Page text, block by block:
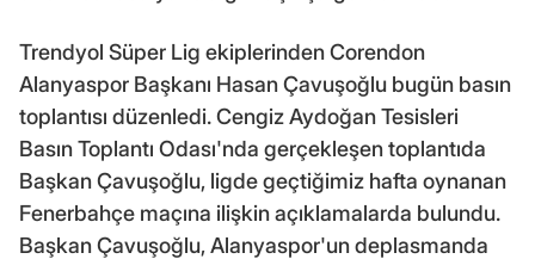
Trendyol Süper Lig ekiplerinden Corendon
Alanyaspor Başkanı Hasan Çavuşoğlu bugün basın
toplantısı düzenledi. Cengiz Aydoğan Tesisleri
Basın Toplantı Odası'nda gerçekleşen toplantıda
Başkan Çavuşoğlu, ligde geçtiğimiz hafta oynanan
Fenerbahçe maçına ilişkin açıklamalarda bulundu.
Başkan Çavuşoğlu, Alanyaspor'un deplasmanda